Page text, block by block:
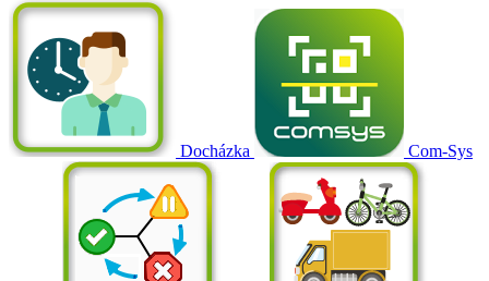
Docházka Com-Sys